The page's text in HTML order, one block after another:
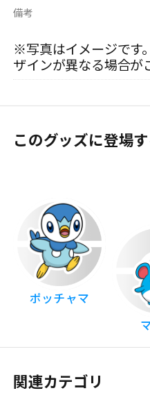
備考
※写真はイメージです
ザインが異なる場合が
このグッズに登場
ポッチャマ
関連カテゴリ